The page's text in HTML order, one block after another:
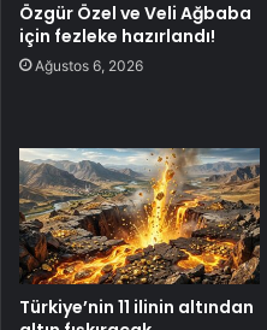
Özgür Özel ve Veli Ağbaba
için fezleke hazırlandı!
Ağustos 6, 2026
Türkiye’nin 11 ilinin altından